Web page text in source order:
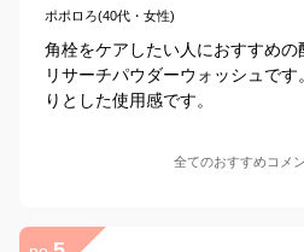
ポポロろ(40代・女性)
角栓をケアしたい人におすすめ
リサーチパウダーウォッシュで
りとした使用感です。
全てのおすすめコメ